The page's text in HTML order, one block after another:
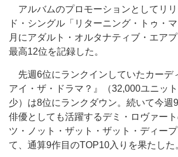
アルバムのプロモーションとしてリ
ド・シングル「リターニング・トゥ・
月にアダルト・オルタナティブ・エア
最高12位を記録した。
先週6位にランクインしていたカーデ
アイ・ザ・ドラマ？』（32,000ユニッ
少）は8位にランクダウン。続いて今週
俳優としても活躍するデミ・ロヴァー
ツ・ノット・ザット・ザット・ディー
て、通算9作目のTOP10入りを果たした